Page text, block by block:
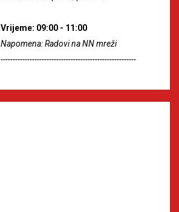
Vrijeme: 09:00 - 11:00
Napomena: Radovi na NN mreži
--------------------------------------------------------